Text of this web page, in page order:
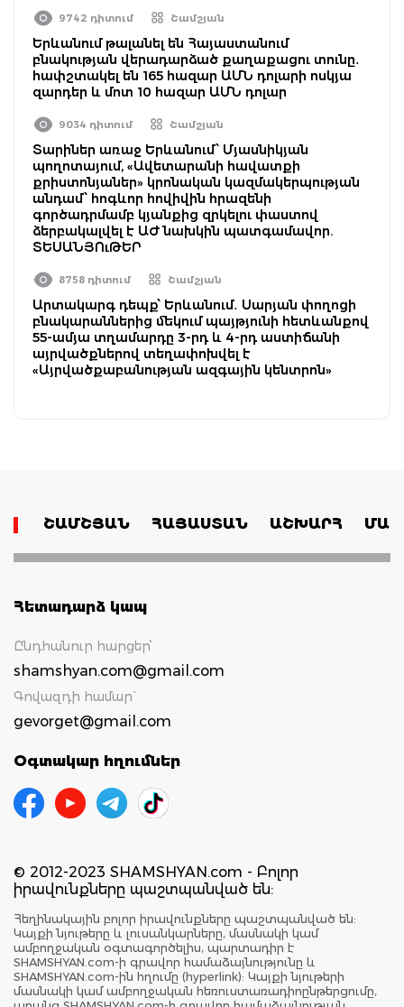
9742 դիտում Շամշյան
Երևանում թալանել են Հայաստանում
բնակության վերադարձած քաղաքացու տունը․
հափշտակել են 165 հազար ԱՄՆ դոլարի ոսկյա
զարդեր և մոտ 10 հազար ԱՄՆ դոլար
9034 դիտում Շամշյան
Տարիներ առաջ Երևանում՝ Մյասնիկյան
պողոտայում, «Ավետարանի հավատքի
քրիստոնյաներ» կրոնական կազմակերպության
անդամ՝ հոգևոր հովիվին հրազենի
գործադրմամբ կյանքից զրկելու փաստով
ձերբակալվել է ԱԺ նախկին պատգամավոր.
ՏԵՍԱՆՅՈւԹԵՐ
8758 դիտում Շամշյան
Արտակարգ դեպք՝ Երևանում․ Սարյան փողոցի
բնակարաններից մեկում պայթյունի հետևանքով
55-ամյա տղամարդը 3-րդ և 4-րդ աստիճանի
այրվածքներով տեղափոխվել է
«Այրվածքաբանության ազգային կենտրոն»
ՇԱՄՇՅԱՆ ՀԱՅԱՍՏԱՆ ԱՇԽԱՐՀ
Հետադարձ կապ
Ընդհանուր հարցեր՝
shamshyan.com@gmail.com
Գովազդի համար`
gevorget@gmail.com
Օգտակար հղումներ
© 2012-2023 SHAMSHYAN.com - Բոլոր
իրավունքները պաշտպանված են:
Հեղինակային բոլոր իրավունքները պաշտպանված են:
Կայքի նյութերը և լուսանկարները, մասնակի կամ
ամբողջական օգտագործելիս, պարտադիր է
SHAMSHYAN.com-ի գրավոր համաձայնությունը և
SHAMSHYAN.com-ին հղումը (hyperlink): Կայքի նյութերի
մասնակի կամ ամբողջական հեռուստառադիոընթերցումը,